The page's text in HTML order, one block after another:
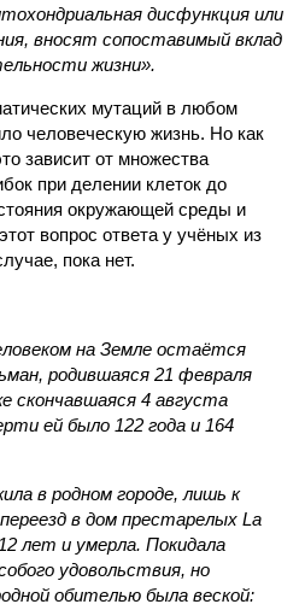
дисфункция или
вносят сопоставимый вклад
жизни».
мутаций в любом
человеческую жизнь. Но как
зависит от множества
при делении клеток до
окружающей среды и
вопрос ответа у учёных из
пока нет.
на Земле остаётся
родившаяся 21 февраля
скончавшаяся 4 августа
ей было 122 года и 164
в родном городе, лишь к
в дом престарелых La
лет и умерла. Покидала
удовольствия, но
обителью была веской: